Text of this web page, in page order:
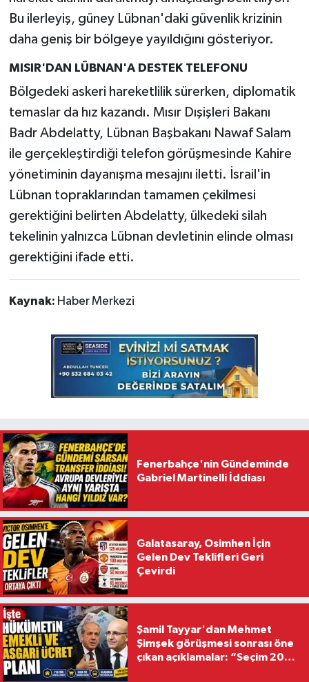
Bu ilerleyiş, güney Lübnan'daki güvenlik krizinin
daha geniş bir bölgeye yayıldığını gösteriyor.
MISIR'DAN LÜBNAN'A DESTEK TELEFONU
Bölgedeki askeri hareketlilik sürerken, diplomatik
temaslar da hız kazandı. Mısır Dışişleri Bakanı
Badr Abdelatty, Lübnan Başbakanı Nawaf Salam
ile gerçekleştirdiği telefon görüşmesinde Kahire
yönetiminin dayanışma mesajını iletti. İsrail'in
Lübnan topraklarından tamamen çekilmesi
gerektiğini belirten Abdelatty, ülkedeki silah
tekelinin yalnızca Lübnan devletinin elinde olması
gerektiğini ifade etti.
Kaynak: Haber Merkezi
Fenerbahçe'nin Gündeminde
Gabriel Martinelli İddiası
Galatasaray, Osimhen İçin
Gelen Dev Teklifleri Geri
Çevirdi
Şamil Tayyar'dan Mehmet
Şimşek görüşmesi sonrası öne
çıkan açıklamalar: “Seçim 2028